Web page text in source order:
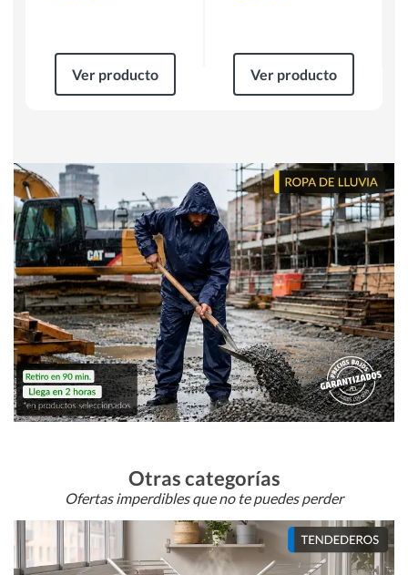
Ver producto Ver producto
Otras categorías
Ofertas imperdibles que no te puedes perder